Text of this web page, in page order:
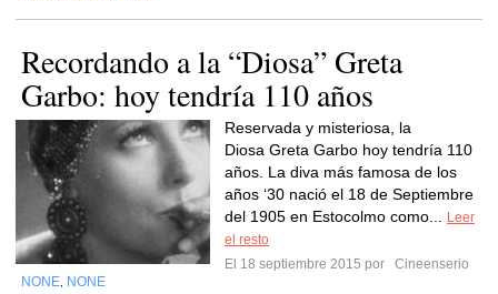
Recordando a la “Diosa” Greta
Garbo: hoy tendría 110 años
Reservada y misteriosa, la
Diosa Greta Garbo hoy tendría 110
años. La diva más famosa de los
años ‘30 nació el 18 de Septiembre
del 1905 en Estocolmo como...
Leer
el resto
El 18 septiembre 2015 por
Cineenserio
NONE NONE